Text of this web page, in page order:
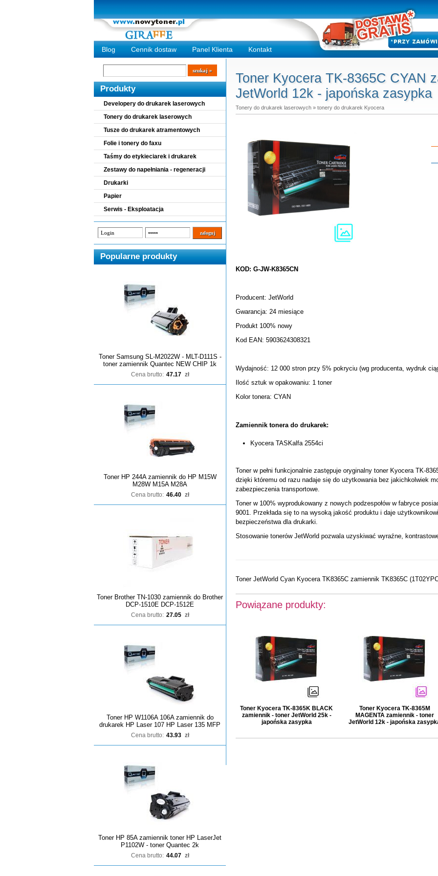
Blog Cennik dostaw Panel Klienta Kontakt
Wyszukiwarka
szukaj
Produkty
Developery do drukarek laserowych
Tonery do drukarek laserowych
Tusze do drukarek atramentowych
Folie i tonery do faxu
Taśmy do etykieciarek i drukarek
Zestawy do napełniania - regeneracji
Drukarki
Papier
Serwis - Eksploatacja
Popularne produkty
Toner Samsung SL-M2022W - MLT-D111S -
toner zamiennik Quantec NEW CHIP 1k
Cena brutto: 47.17 zł
Toner HP 244A zamiennik do HP M15W
M28W M15A M28A
Cena brutto: 46.40 zł
Toner Brother TN-1030 zamiennik do Brother
DCP-1510E DCP-1512E
Cena brutto: 27.05 zł
Toner HP W1106A 106A zamiennik do
drukarek HP Laser 107 HP Laser 135 MFP
Cena brutto: 43.93 zł
Toner HP 85A zamiennik toner HP LaserJet
P1102W - toner Quantec 2k
Cena brutto: 44.07 zł
Toner Kyocera TK-8365C CYAN
JetWorld 12k - japońska zasypka
Tonery do drukarek laserowych » tonery do drukarek Kyocera
KOD: G-JW-K8365CN
Producent: JetWorld
Gwarancja: 24 miesiące
Produkt 100% nowy
Kod EAN: 5903624308321
Wydajność: 12 000 stron przy 5% pokryciu (wg producenta, wydruk
Ilość sztuk w opakowaniu: 1 toner
Kolor tonera: CYAN
Zamiennik tonera do drukarek:
Kyocera TASKalfa 2554ci
Toner w pełni funkcjonalnie zastępuje oryginalny toner Kyocera TK-
dzięki któremu od razu nadaje się do użytkowania bez jakichkolwiek
zabezpieczenia transportowe.
Toner w 100% wyprodukowany z nowych podzespołów w fabryce
9001. Przekłada się to na wysoką jakość produktu i daje
bezpieczeństwa dla drukarki.
Stosowanie tonerów JetWorld pozwala uzyskiwać wyraźne,
Toner JetWorld Cyan Kyocera TK8365C zamiennik TK8365C
Powiązane produkty:
Toner Kyocera TK-8365K BLACK
zamiennik - toner JetWorld 25k -
japońska zasypka
Toner Kyocera TK-8365M
MAGENTA zamiennik - toner
JetWorld 12k - japońska